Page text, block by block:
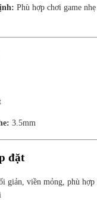
Phù hợp chơi game
3.5mm
đặt
giản, viền mỏng, phù hợp